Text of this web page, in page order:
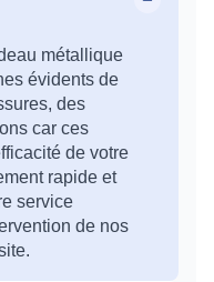
métallique
évidents de
des
car ces
de votre
rapide et
service
de nos